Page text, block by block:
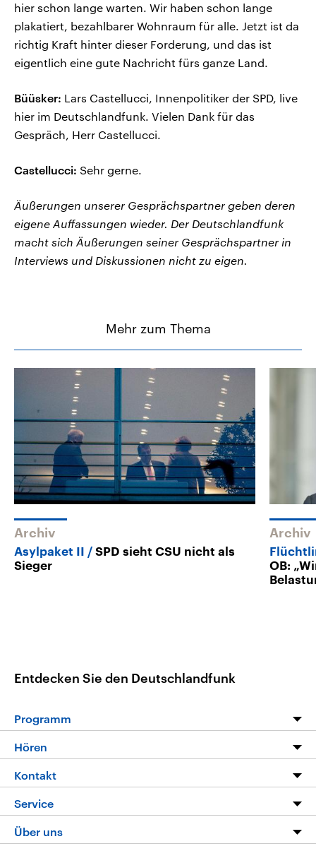
hier schon lange warten. Wir haben schon lange
plakatiert, bezahlbarer Wohnraum für alle. Jetzt ist da
richtig Kraft hinter dieser Forderung, und das ist
eigentlich eine gute Nachricht fürs ganze Land.
Büüsker: Lars Castellucci, Innenpolitiker der SPD, live
hier im Deutschlandfunk. Vielen Dank für das
Gespräch, Herr Castellucci.
Castellucci: Sehr gerne.
Äußerungen unserer Gesprächspartner geben deren
eigene Auffassungen wieder. Der Deutschlandfunk
macht sich Äußerungen seiner Gesprächspartner in
Interviews und Diskussionen nicht zu eigen.
Mehr zum Thema
Archiv
Asylpaket II
SPD sieht CSU nicht als
Sieger
Archiv
OB:
Entdecken Sie den Deutschlandfunk
Programm
Programm
Die Nachrichten
Nachrichtenleicht
Neue Beiträge auf dlf.de
Hören
Livestream
Podcasts
Deutschlandfunk App
Kontakt
Hörerservice
Service
FAQ
Über uns